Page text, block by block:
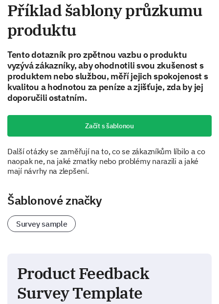
Příklad šablony průzkumu
produktu
Tento dotazník pro zpětnou vazbu o produktu
vyzývá zákazníky, aby ohodnotili svou zkušenost s
produktem nebo službou, měří jejich spokojenost s
kvalitou a hodnotou za peníze a zjišťuje, zda by jej
doporučili ostatním.
Začít s šablonou
Další otázky se zaměřují na to, co se zákazníkům líbilo a co
naopak ne, na jaké zmatky nebo problémy narazili a jaké
mají návrhy na zlepšení.
Šablonové značky
Survey sample
Product Feedback
Survey Template